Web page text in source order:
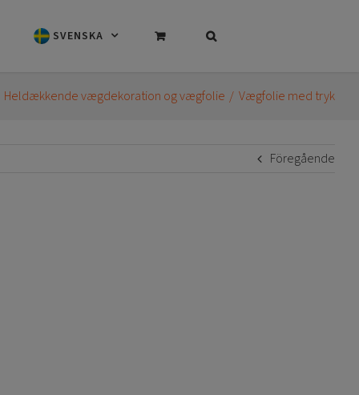
SVENSKA
Heldækkende vægdekoration og vægfolie Vægfolie med tryk
Föregående